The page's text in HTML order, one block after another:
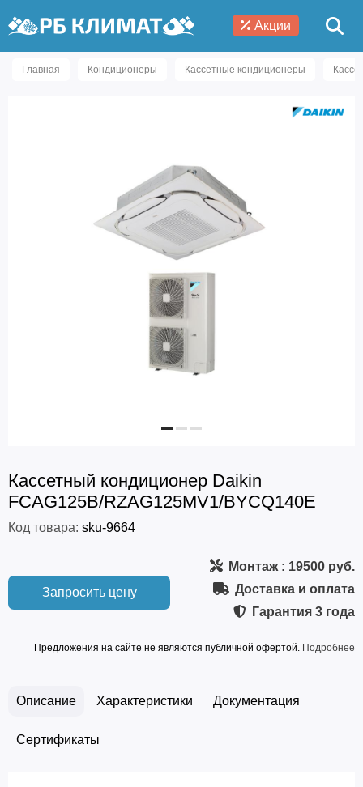
Акции
Главная Кондиционеры Кассетные кондиционеры
Кассетный кондиционер Daikin
FCAG125B/RZAG125MV1/BYCQ140E
Код товара: sku-9664
Запросить цену
Монтаж: 19500 руб.
Доставка и оплата
Гарантия 3 года
Предложения на сайте не являются публичной офертой. Подробнее
Описание Характеристики Документация
Сертификаты